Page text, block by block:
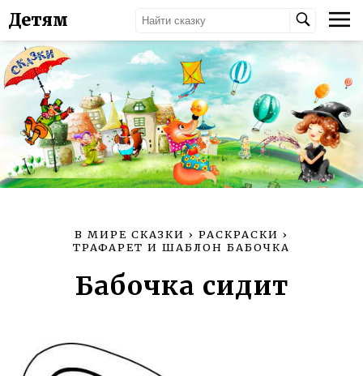
Детям
В МИРЕ СКАЗКИ › РАСКРАСКИ ›
ТРАФАРЕТ И ШАБЛОН БАБОЧКА
Бабочка сидит